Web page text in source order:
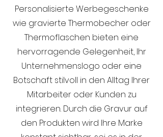
Personalisierte Werbegeschenke
wie gravierte Thermobecher oder
Thermoflaschen bieten eine
hervorragende Gelegenheit, Ihr
Unternehmenslogo oder eine
Botschaft stilvoll in den Alltag Ihrer
Mitarbeiter oder Kunden zu
integrieren. Durch die Gravur auf
den Produkten wird Ihre Marke